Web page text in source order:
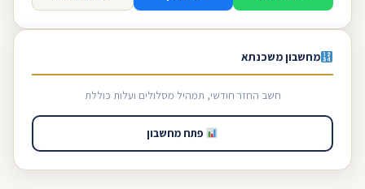
מחשבון משכנתא
חשב החזר חודשי, תמהיל מסלולים ועלות כוללת
פתח מחשבון